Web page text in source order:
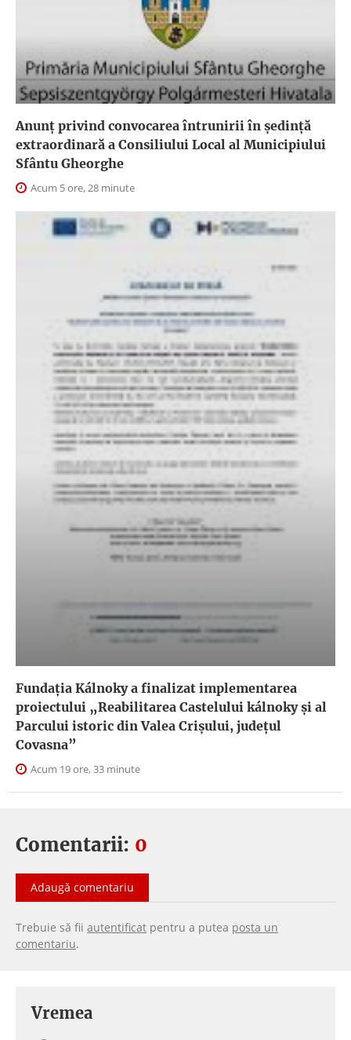
Anunţ privind convocarea întrunirii în şedinţă
extraordinară a Consiliului Local al Municipiului
Sfântu Gheorghe
Acum 5 ore, 28 minute
Fundația Kálnoky a finalizat implementarea
proiectului „Reabilitarea Castelului kálnoky și al
Parcului istoric din Valea Crișului, județul
Covasna”
Acum 19 ore, 33 minute
Comentarii: 0
Adaugă comentariu
Trebuie să fii autentificat pentru a putea posta un
comentariu.
Vremea